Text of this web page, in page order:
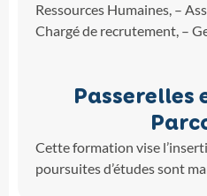
Ressources Humaines, –
Chargé de recrutement, –
Passerelles
Cette formation vise
poursuites d’études sont